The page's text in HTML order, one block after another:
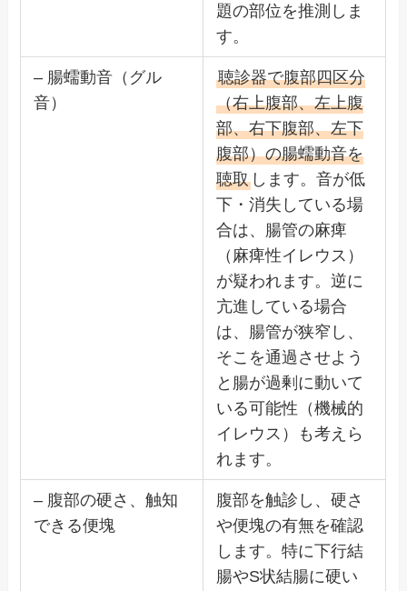
題の部位を推測しま
す。
– 腸蠕動音（グル
音）
聴診器で腹部四区分
（右上腹部、左上腹
部、右下腹部、左下
腹部）の腸蠕動音を
聴取します。音が低
下・消失している場
合は、腸管の麻痺
（麻痺性イレウス）
が疑われます。逆に
亢進している場合
は、腸管が狭窄し、
そこを通過させよう
と腸が過剰に動いて
いる可能性（機械的
イレウス）も考えら
れます。
– 腹部の硬さ、触知
できる便塊
腹部を触診し、硬さ
や便塊の有無を確認
します。特に下行結
腸やS状結腸に硬い